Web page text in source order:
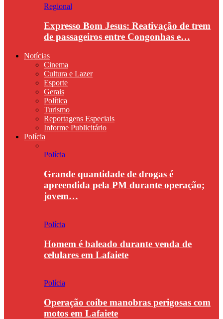
Regional
Expresso Bom Jesus: Reativação de trem
de passageiros entre Congonhas e…
Notícias
Cinema
Cultura e Lazer
Esporte
Gerais
Política
Turismo
Reportagens Especiais
Informe Publicitário
Polícia
Polícia
Grande quantidade de drogas é
apreendida pela PM durante operação;
jovem…
Polícia
Homem é baleado durante venda de
celulares em Lafaiete
Polícia
Operação coíbe manobras perigosas com
motos em Lafaiete